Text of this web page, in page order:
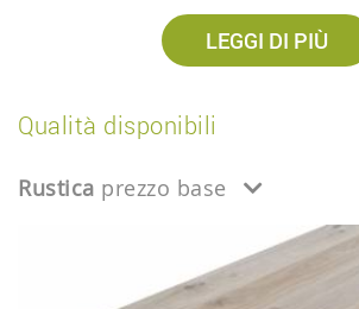
LEGGI DI PIÙ
Qualità disponibili
Rustica prezzo base